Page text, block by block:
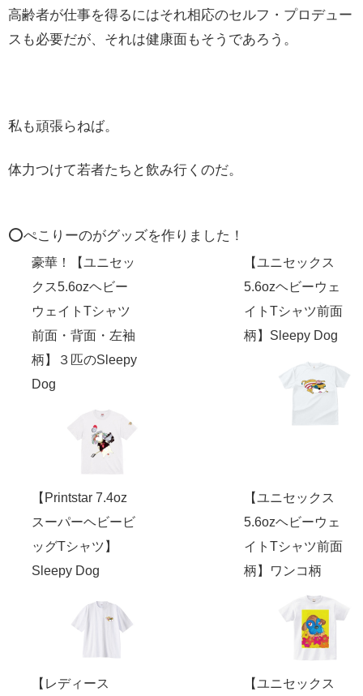
高齢者が仕事を得るにはそれ相応のセルフ・プロデュー
スも必要だが、それは健康面もそうであろう。
私も頑張らねば。
体力つけて若者たちと飲み行くのだ。
⭕️ぺこりーのがグッズを作りました！
豪華！【ユニセッ
クス5.6ozヘビー
ウェイトTシャツ
前面・背面・左袖
柄】３匹のSleepy
Dog
【ユニセックス
5.6ozヘビーウェ
イトTシャツ前面
柄】Sleepy Dog
【Printstar 7.4oz
スーパーヘビービ
ッグTシャツ】
Sleepy Dog
【ユニセックス
5.6ozヘビーウェ
イトTシャツ前面
柄】ワンコ柄
【レディース
【ユニセックス